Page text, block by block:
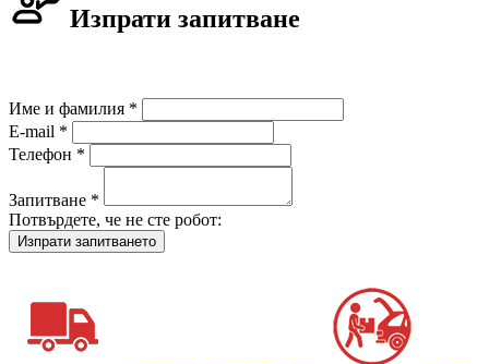
Изпрати запитване
Име и фамилия *
E-mail *
Телефон *
Запитване *
Потвърдете, че не сте робот: